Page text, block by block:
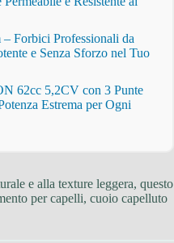
Forbici Professionali da
e Senza Sforzo nel Tuo
62cc 5,2CV con 3 Punte
Estrema per Ogni
e alla texture leggera, questo
per capelli, cuoio capelluto